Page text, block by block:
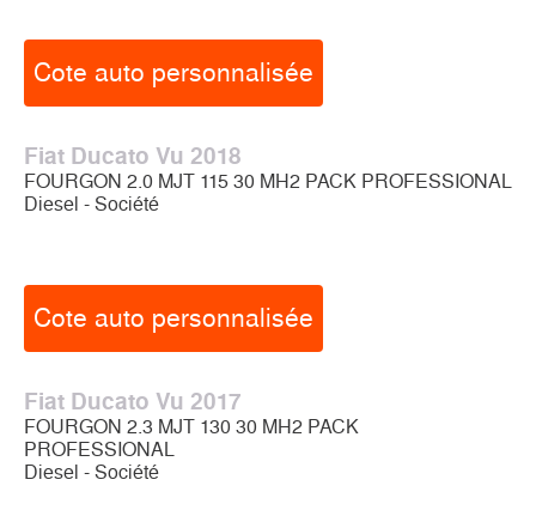
Cote auto personnalisée
Fiat Ducato Vu 2018
FOURGON 2.0 MJT 115 30 MH2 PACK PROFESSIONAL
Diesel - Société
Cote auto personnalisée
Fiat Ducato Vu 2017
FOURGON 2.3 MJT 130 30 MH2 PACK
PROFESSIONAL
Diesel - Société